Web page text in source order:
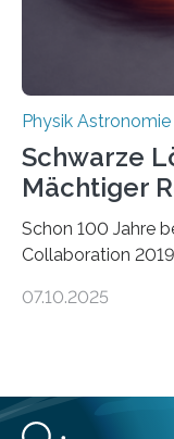
ausgedrückt,
Physik Astronomie
Schwarze
Mächtiger
Schon 100 Jahre
Collaboration
hatte der
werden auch von
07.10.2025